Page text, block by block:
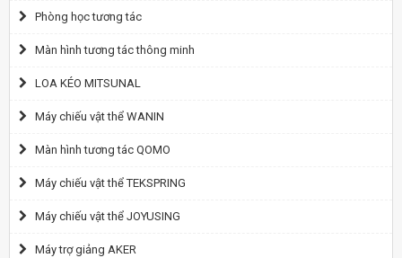
Phòng học tương tác
Màn hình tương tác thông minh
LOA KÉO MITSUNAL
Máy chiếu vật thể WANIN
Màn hình tương tác QOMO
Máy chiếu vật thể TEKSPRING
Máy chiếu vật thể JOYUSING
Máy trợ giảng AKER